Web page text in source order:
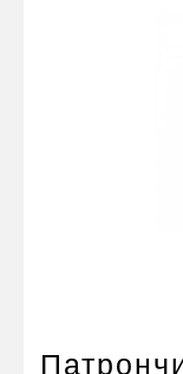
Стяжные